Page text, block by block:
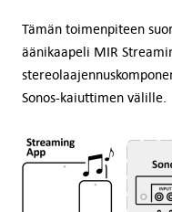
Tämän toimenpiteen
äänikaapeli MIR
Sonos-kaiuttimen välille.